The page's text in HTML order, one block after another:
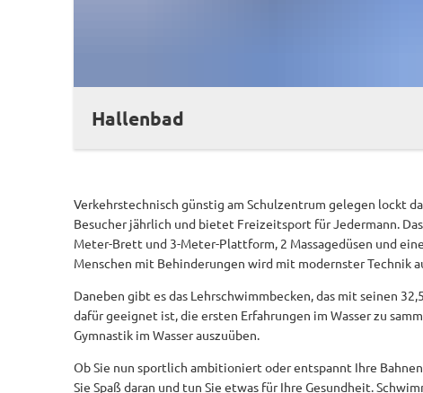
Hallenbad
Verkehrstechnisch günstig am Schulzentrum gelegen lockt
Besucher jährlich und bietet Freizeitsport für Jedermann.
Meter-Brett und 3-Meter-Plattform, 2 Massagedüsen und
Menschen mit Behinderungen wird mit modernster Technik
Daneben gibt es das Lehrschwimmbecken, das mit seinen
dafür geeignet ist, die ersten Erfahrungen im Wasser zu
Gymnastik im Wasser auszuüben.
Ob Sie nun sportlich ambitioniert oder entspannt Ihre
Sie Spaß daran und tun Sie etwas für Ihre Gesundheit.